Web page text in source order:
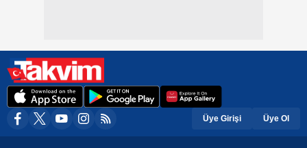
Üye Girişi Üye Ol